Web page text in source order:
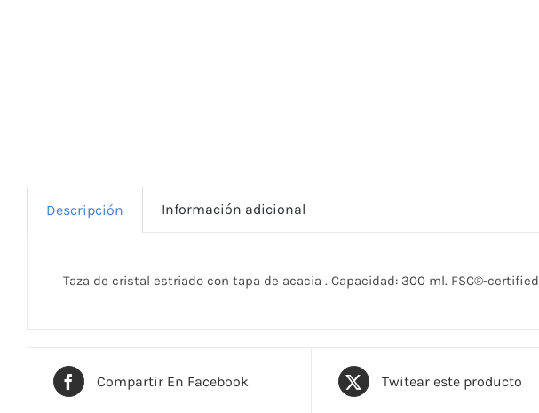
Descripción Información adicional
Taza de cristal estriado con tapa de acacia . Capacidad: 300 ml. FSC®-certified
Compartir En Facebook Twitear este producto